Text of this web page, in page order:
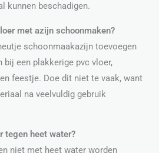
kunnen beschadigen.
met azijn schoonmaken?
schoonmaakazijn toevoegen
bij een plakkerige pvc vloer,
feestje. Doe dit niet te vaak, want
na veelvuldig gebruik
tegen heet water?
niet met heet water worden